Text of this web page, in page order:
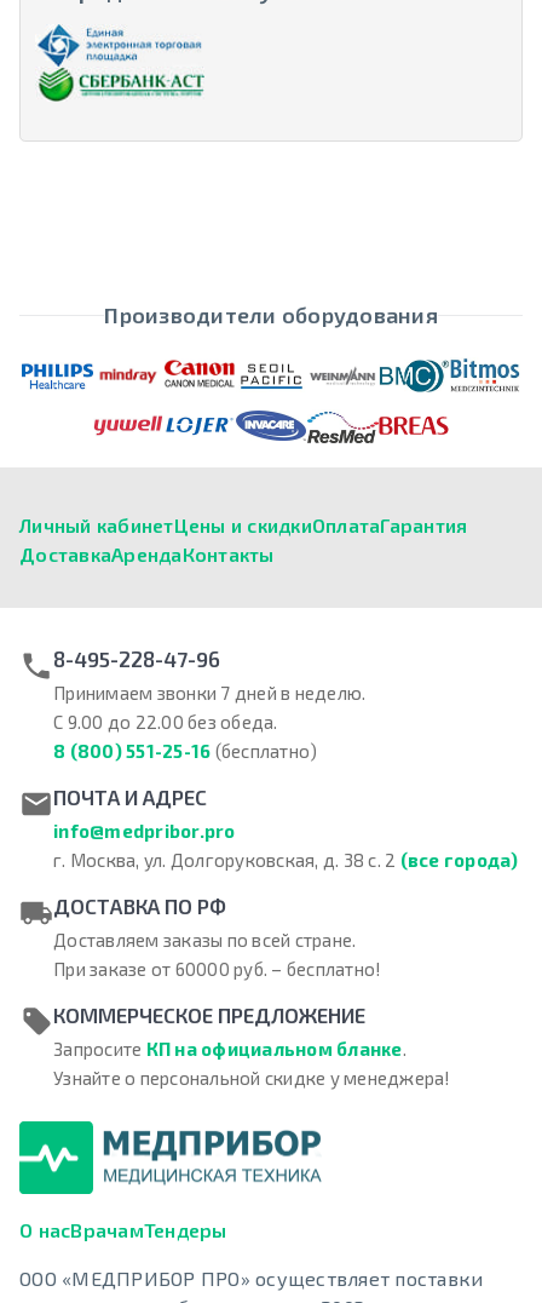
Производители оборудования
Личный кабинетЦены и скидкиОплатаГарантия
ДоставкаАрендаКонтакты
8-495-228-47-96
Принимаем звонки 7 дней в неделю.
С 9.00 до 22.00 без обеда.
8 (800) 551-25-16 (бесплатно)
ПОЧТА И АДРЕС
info@medpribor.pro
г. Москва, ул. Долгоруковская, д. 38 с. 2 (все города)
ДОСТАВКА ПО РФ
Доставляем заказы по всей стране.
При заказе от 60000 руб. – бесплатно!
КОММЕРЧЕСКОЕ ПРЕДЛОЖЕНИЕ
Запросите КП на официальном бланке
Узнайте о персональной скидке у менеджера!
О насВрачамТендеры
ООО «МЕДПРИБОР ПРО» осуществляет поставки